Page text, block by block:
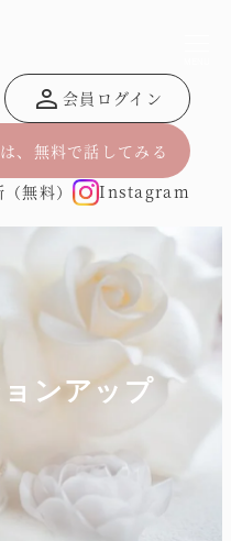
person 会員ログイン
、無料で話してみる
（無料）
Instagram
ンアップ